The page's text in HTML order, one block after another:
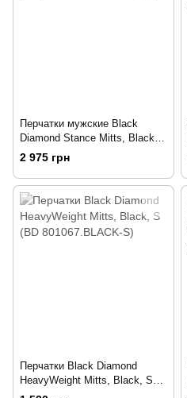
Перчатки мужские Black
Diamond Stance Mitts, Black,
р.L (BD 8018950002LG_1)
2 975 грн
Перчатки Black Diamond
HeavyWeight Mitts, Black, S
(BD 801067.BLACK-S)